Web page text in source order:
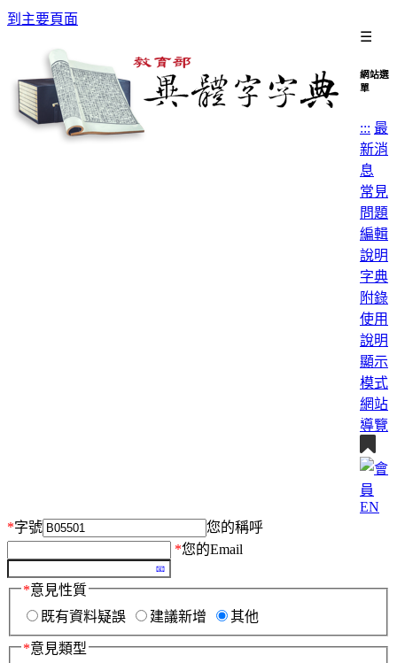
到主要頁面
☰
網站選
單
::: 最
新消
息
常見
問題
編輯
說明
字典
附錄
使用
說明
顯示
模式
網站
導覽
EN
*字號
您的稱呼
*您的Email
*意見性質
既有資料疑誤
建議新增 其他
*意見類型